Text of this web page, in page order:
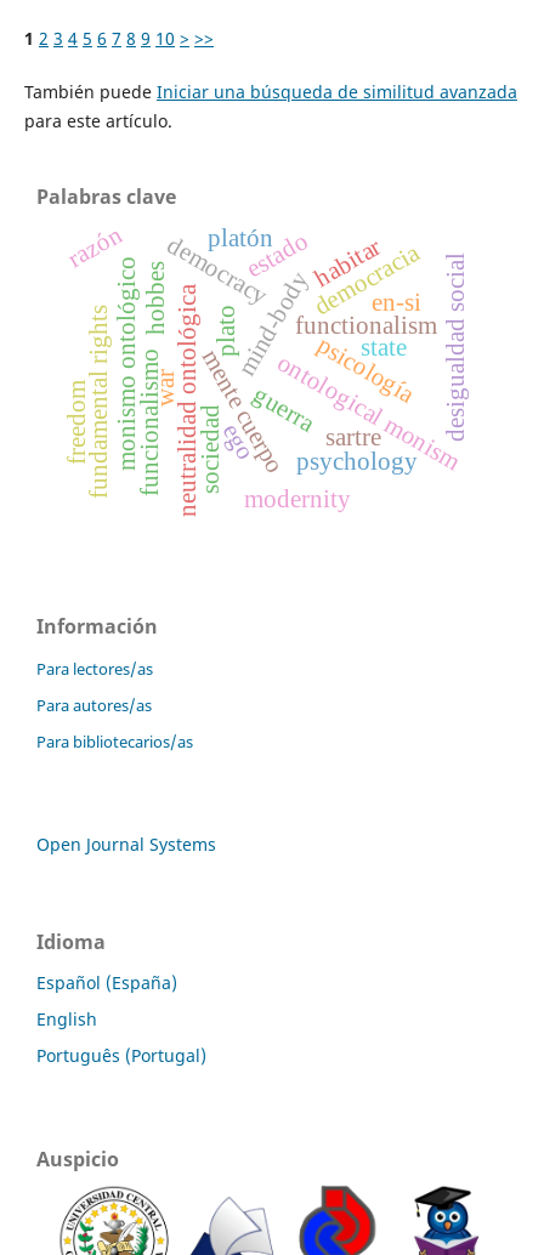
1 2 3 4 5 6 7 8 9 10 > >>
También puede Iniciar una búsqueda de similitud avanzada
para este artículo.
Palabras clave
funcionalismoneutralidad ontológicamente cuerpo
monismo ontológico functionalism
mind-body
ontological monism
democracia desigualdad social
democracy
fundamental rights
platón
psicología
plato
psychology
sociedad
habitar
hobbes
guerra
estado
war
state
sartre
en-si
ego
freedom
razón
modernity
Información
Para lectores/as
Para autores/as
Para bibliotecarios/as
Open Journal Systems
Idioma
Español (España)
English
Português (Portugal)
Auspicio